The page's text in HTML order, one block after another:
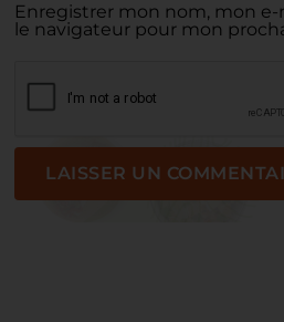
Enregistrer mon nom, mon
le navigateur pour mon